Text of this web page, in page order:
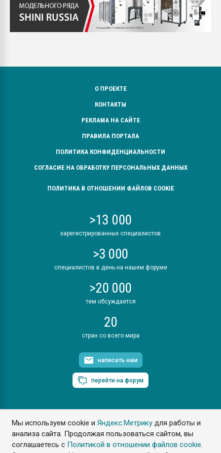
Мы используем cookie иЯндекс.Метрику для работы и
анализа сайта. Продолжая пользоваться сайтом, вы
соглашаетесь с Политикой в отношении файлов cookie.
О ПРОЕКТЕ
КОНТАКТЫ
РЕКЛАМА НА САЙТЕ
ПРАВИЛА ПОРТАЛА
ПОЛИТИКА КОНФИДЕНЦИАЛЬНОСТИ
СОГЛАСИЕ НА ОБРАБОТКУ ПЕРСОНАЛЬНЫХ ДАННЫХ
ПОЛИТИКА В ОТНОШЕНИИ ФАЙЛОВ COOKIE
>13 000
зарегистрированных специалистов
>3 000
специалистов в день на нашем форуме
>20 000
тем обсуждается
20
стран со всего мира
написать нам
перейти на форум
ПластЭксперт © 2006. Все права защищены
Разрешается копирование материалов сайта с обязательной
ссылкой на www.e-plastic.ru